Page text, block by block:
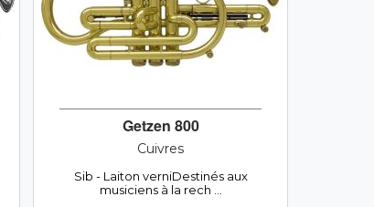
Getzen 800
Cuivres
Sib - Laiton verniDestinés aux
musiciens à la rech ...